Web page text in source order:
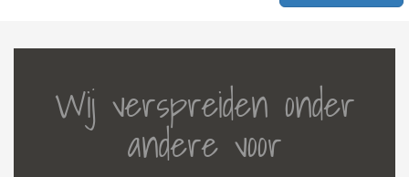
Wij verspreiden onder
andere voor